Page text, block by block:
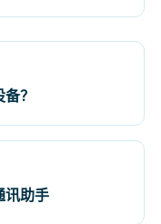
？
讯助手